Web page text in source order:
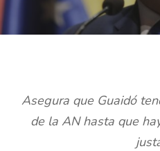
Asegura que Guaidó
de la AN hasta que